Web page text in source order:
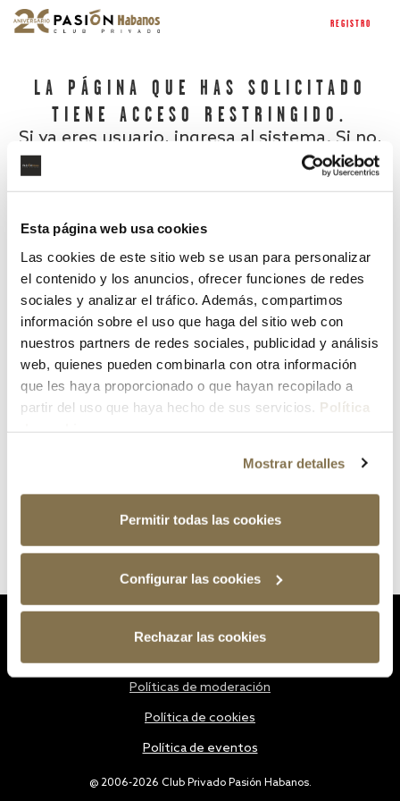
Esta página web usa cookies
Las cookies de este sitio web se usan para personalizar
el contenido y los anuncios, ofrecer funciones de redes
sociales y analizar el tráfico. Además, compartimos
información sobre el uso que haga del sitio web con
nuestros partners de redes sociales, publicidad y análisis
web, quienes pueden combinarla con otra información
que les haya proporcionado o que hayan recopilado a
partir del uso que haya hecho de sus servicios. Política
Mostrar detalles
Permitir todas las cookies
Configurar las cookies
Rechazar las cookies
REGISTRO
LA PÁGINA QUE HAS SOLICITADO
TIENE ACCESO RESTRINGIDO.
Si ya eres usuario, ingresa al sistema. Si no,
¿Has olvidado tu contraseña?
@ 2006-2026 Club Privado Pasión Habanos.
Políticas de moderación
Política de cookies
Política de eventos